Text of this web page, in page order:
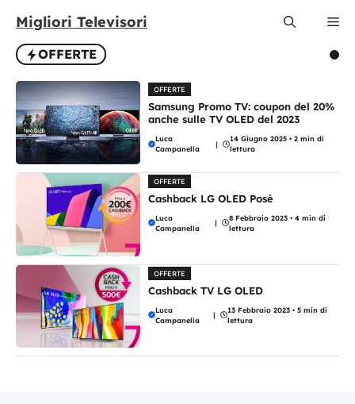
contenuto
Migliori Televisori
OFFERTE
OFFERTE
Samsung Promo TV: coupon del 20%
anche sulle TV OLED del 2023
Luca
Campanella
|
14 Giugno 2025 • 2 min di
lettura
OFFERTE
Cashback LG OLED Posé
Luca
Campanella
|
8 Febbraio 2023 • 4 min di
lettura
OFFERTE
Cashback TV LG OLED
Luca
Campanella
|
13 Febbraio 2023 •5 min di
lettura